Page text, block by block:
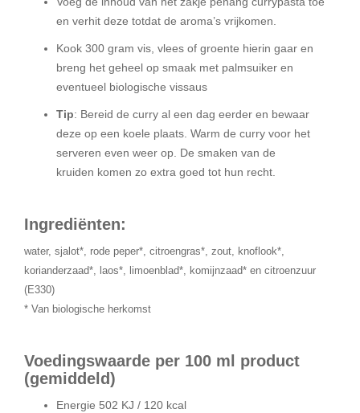
en verhit deze totdat de aroma’s vrijkomen.
Kook 300 gram vis, vlees of groente hierin gaar en
breng het geheel op smaak met palmsuiker en
eventueel biologische vissaus
Tip: Bereid de curry al een dag eerder en bewaar
deze op een koele plaats. Warm de curry voor het
serveren even weer op. De smaken van de
kruiden komen zo extra goed tot hun recht.
Ingrediënten:
water, sjalot*, rode peper*, citroengras*, zout, knoflook*,
korianderzaad*, laos*, limoenblad*, komijnzaad* en citroenzuur
(E330)
* Van biologische herkomst
Voedingswaarde per 100 ml product
(gemiddeld)
Energie 502 KJ / 120 kcal